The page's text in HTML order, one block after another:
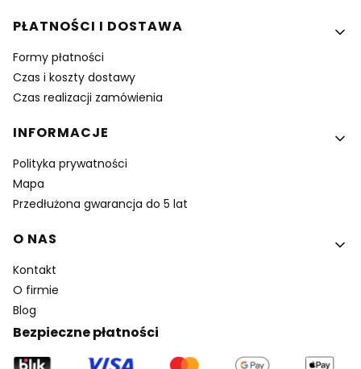
PŁATNOŚCI I DOSTAWA
Formy płatności
Czas i koszty dostawy
Czas realizacji zamówienia
INFORMACJE
Polityka prywatności
Mapa
Przedłużona gwarancja do 5 lat
O NAS
Kontakt
O firmie
Blog
Bezpieczne płatności